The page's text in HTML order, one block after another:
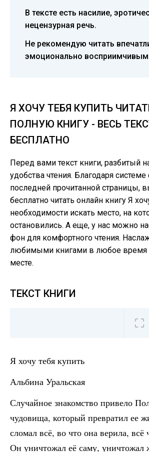
В тексте есть насилие,
нецензурная речь.
Не рекомендую читать
эмоционально восприимчивым
Я ХОЧУ ТЕБЯ КУПИТЬ
ПОЛНУЮ КНИГУ - ВЕСЬ
БЕСПЛАТНО
Перед вами текст книги, разбитый
удобства чтения. Благодаря системе
последней прочитанной страницы,
бесплатно читать онлайн книгу Я
необходимости искать место, на
остановились. А еще, у нас можно
фон для комфортного чтения.
любимыми книгами в любое
месте.
ТЕКСТ КНИГИ
Я хочу тебя купить
Альбина Уральская
Случайное знакомство привело
чудовища, который превратил ее
сломал всё, во что она верила, всё
Он уничтожал её саму, уничтожал